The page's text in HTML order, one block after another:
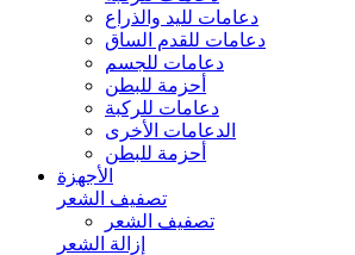
دعامات لليد والذراع
دعامات للقدم الساق
دعامات للجسم
أحزمة للبطن
دعامات للركبة
الدعامات الأخرى
أحزمة للبطن
الأجهزة
تصفيف الشعر
تصفيف الشعر
إزالة الشعر